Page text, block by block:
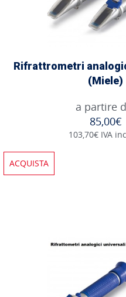
Rifrattrometri
(Miele)
a partire
85,00€
103,70€ IVA
ACQUISTA